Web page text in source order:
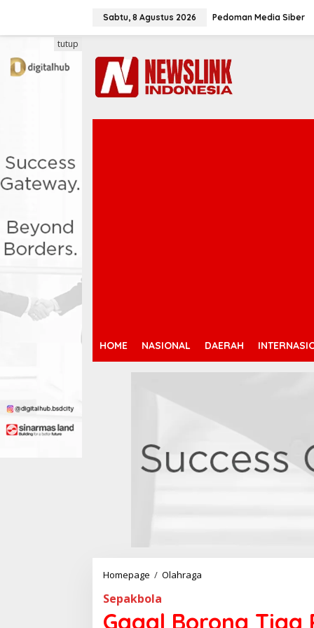
Sabtu, 8 Agustus 2026 Pedoman Media Siber
HOME NASIONAL DAERAH
tutup
Homepage / Olahraga
l
Sepakbola
Gagal Borong Tiga